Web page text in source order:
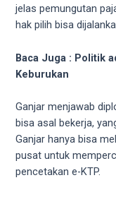
ourselves.
Surf
each
categorized
sex
sections
and
choose
jelas pemungutan
hak pilih bisa
Baca Juga : Politik
Keburukan
Ganjar menjawab
bisa asal bekerja,
Ganjar hanya bisa
pusat untuk
pencetakan e-KTP.